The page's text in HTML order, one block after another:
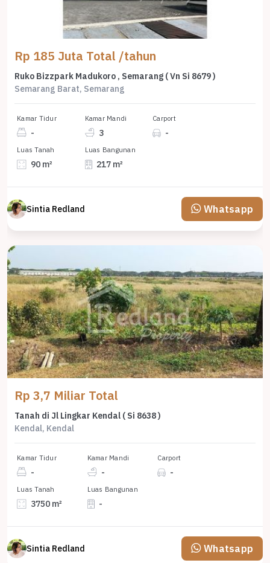
Rp 185 Juta Total /tahun
Ruko Bizzpark Madukoro , Semarang ( Vn Si 8679 )
Semarang Barat, Semarang
Kamar Tidur
-
Kamar Mandi
3
Carport
-
Luas Tanah
90 m²
Luas Bangunan
217 m²
Sintia Redland Whatsapp
Rp 3,7 Miliar Total
Tanah di Jl Lingkar Kendal ( Si 8638 )
Kendal, Kendal
Kamar Tidur
-
Kamar Mandi
-
Carport
-
Luas Tanah
3750 m²
Luas Bangunan
-
Sintia Redland Whatsapp